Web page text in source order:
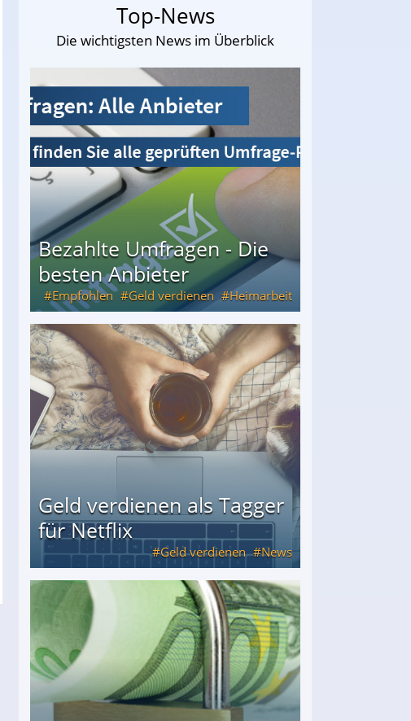
Top-News
Die wichtigsten News im Überblick
Bezahlte Umfragen - Die
besten Anbieter
Empfohlen Geld verdienen Heimarbeit
Geld verdienen als Tagger
für Netflix
Geld verdienen News